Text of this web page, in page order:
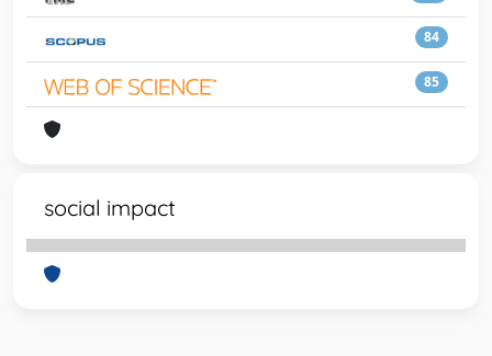
84
85
social impact